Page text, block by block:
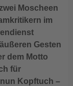
Moscheen
im
Gesten
dem Motto
für
Kopftuch –